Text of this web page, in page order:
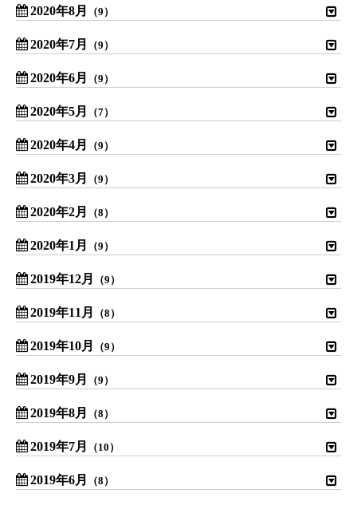
2020年8月 （9）
2020年7月 （9）
2020年6月 （9）
2020年5月 （7）
2020年4月 （9）
2020年3月 （9）
2020年2月 （8）
2020年1月 （9）
2019年12月 （9）
2019年11月 （8）
2019年10月 （9）
2019年9月 （9）
2019年8月 （8）
2019年7月 （10）
2019年6月 （8）